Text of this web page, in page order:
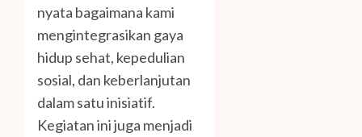
nyata bagaimana kami
mengintegrasikan gaya
hidup sehat, kepedulian
sosial, dan keberlanjutan
dalam satu inisiatif.
Kegiatan ini juga menjadi